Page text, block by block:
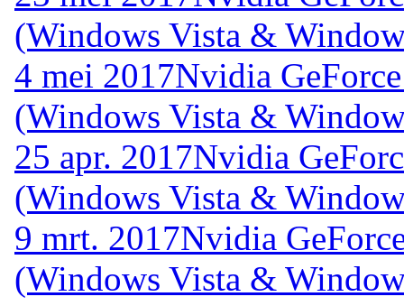
(Windows Vista &
4 mei 2017Nvidia
(Windows Vista &
25 apr. 2017Nvidia
(Windows Vista &
9 mrt. 2017Nvidia
(Windows Vista &